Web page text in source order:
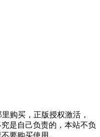
购买，正版授权激活，
是自己负责的，本站不负